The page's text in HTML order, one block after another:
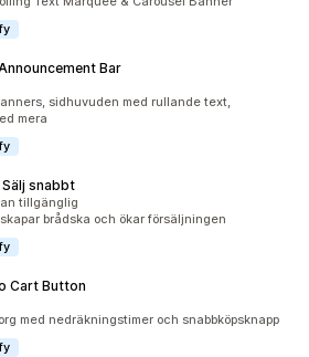
Bar
sidhuvuden med rullande text,
mera
snabbt
tillgänglig
brådska och ökar försäljningen
Cart Button
med nedräkningstimer och snabbköpsknapp